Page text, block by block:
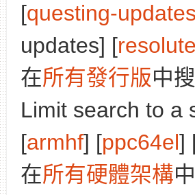
[questing-updates
updates] [
在所有發行版中
Limit search to a
[armhf] [ppc64el]
在所有硬體架構